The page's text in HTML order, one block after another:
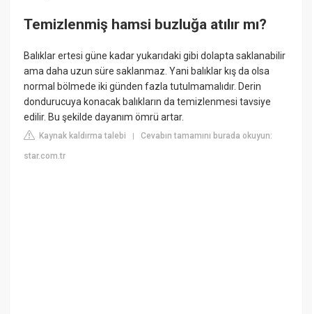
Temizlenmiş hamsi buzluğa atılır mı?
Balıklar ertesi güne kadar yukarıdaki gibi dolapta saklanabilir
ama daha uzun süre saklanmaz. Yani balıklar kış da olsa
normal bölmede iki günden fazla tutulmamalıdır. Derin
dondurucuya konacak balıkların da temizlenmesi tavsiye
edilir. Bu şekilde dayanım ömrü artar.
Kaynak kaldırma talebi |Cevabın tamamını burada okuyun:
star.com.tr